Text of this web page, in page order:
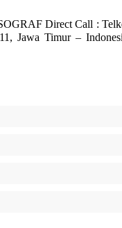
Direct Call :
Jawa Timur –